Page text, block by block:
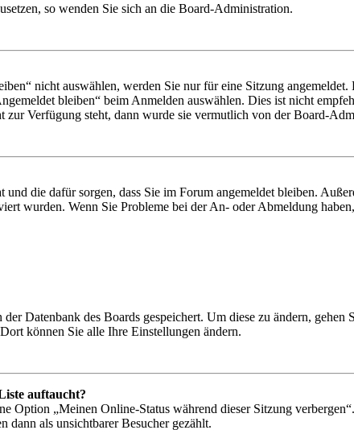
so wenden Sie sich an die Board-Administration.
nicht auswählen, werden Sie nur für eine Sitzung
bleiben“ beim Anmelden auswählen. Dies ist nicht
Verfügung steht, dann wurde sie vermutlich von der Board-
die dafür sorgen, dass Sie im Forum angemeldet bleiben.
wurden. Wenn Sie Probleme bei der An- oder Abmeldung
Datenbank des Boards gespeichert. Um diese zu ändern,
können Sie alle Ihre Einstellungen ändern.
auftaucht?
Option „Meinen Online-Status während dieser Sitzung
dann als unsichtbarer Besucher gezählt.